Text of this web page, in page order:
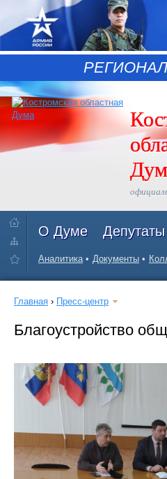
О Думе Депутаты
Аналитика Документы
Главная › Пресс-центр
Благоустройство